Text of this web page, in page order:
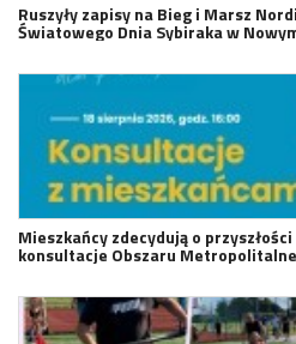
Ruszyły zapisy na Bieg i Marsz
Światowego Dnia Sybiraka w
Mieszkańcy zdecydują o
konsultacje Obszaru